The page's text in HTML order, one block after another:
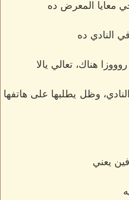
معايا المعرض ده
النادي ده
هناك، تعالي يالا
وظل يطلبها على هاتفها
يعني